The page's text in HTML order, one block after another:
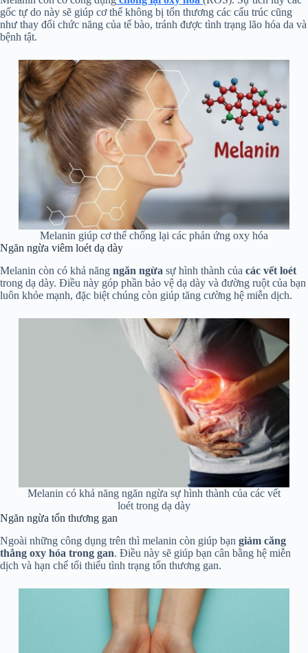
gốc tự do này sẽ giúp cơ thể không bị tổn thương các cấu trúc cũng
như thay đổi chức năng của tế bào, tránh được tình trạng lão hóa da và
bệnh tật.
Melanin giúp cơ thể chống lại các phản ứng oxy hóa
Ngăn ngừa viêm loét dạ dày
Melanin còn có khả năng ngăn ngừa sự hình thành của các vết loét
trong dạ dày. Điều này góp phần bảo vệ dạ dày và đường ruột của bạn
luôn khỏe mạnh, đặc biệt chúng còn giúp tăng cường hệ miễn dịch.
Melanin có khả năng ngăn ngừa sự hình thành của các vết
loét trong dạ dày
Ngăn ngừa tổn thương gan
Ngoài những công dụng trên thì melanin còn giúp bạn giảm căng
thẳng oxy hóa trong gan. Điều này sẽ giúp bạn cân bằng hệ miễn
dịch và hạn chế tối thiểu tình trạng tổn thương gan.